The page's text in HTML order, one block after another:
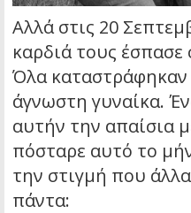
Αλλά στις 20
καρδιά τους έσπασε
Όλα καταστράφηκαν
άγνωστη γυναίκα.
αυτήν την απαίσια
πόσταρε αυτό το
την στιγμή που
πάντα: